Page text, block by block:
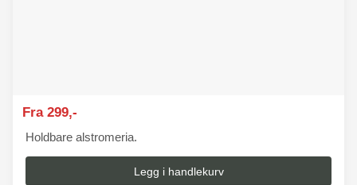
Fra 299,-
Holdbare alstromeria.
Legg i handlekurv